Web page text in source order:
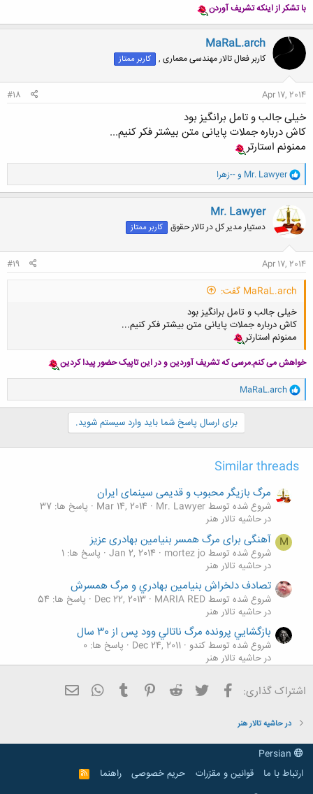
با تشکر از اینکه تشریف آوردن
MaRaL.arch
کاربر فعال تالار مهندسی معماری , کاربر ممتاز
Apr 17, 2014
#18
خیلی جالب و تامل برانگیز بود
کاش درباره جملات پایانی متن بیشتر فکر کنیم...
ممنونم استارتر
و
ا
ک
ن
ش
ه
Mr. Lawyer و--زهرا
Mr. Lawyer
دستیار مدیر کل در تالار حقوق کاربر ممتاز
Apr 17, 2014
#19
MaRaL.arch گفت:
خیلی جالب و تامل برانگیز بود
کاش درباره جملات پایانی متن بیشتر فکر کنیم...
ممنونم استارتر
خواهش می کنم.مرسی که تشریف آوردین و در این تاپیک حضور پیدا کردین
و
ا
ک
:
MaRaL.arch
برای ارسال پاسخ شما باید وارد سیستم شوید.
Similar threads
مرگ بازیگر محبوب و قدیمی سینمای ایران
شروع شده توسط Mr. Lawyer Mar 14, 2014
پاسخ ها: 37
در حاشیه تالار هنر
M آهنگی برای مرگ همسر بنیامین بهادری عزیز
شروع شده توسط mortez jo Jan 2, 2014 پاسخ ها: 1
در حاشیه تالار هنر
تصادف دلخراش بنيامين بهادري و مرگ همسرش
شروع شده توسط MARIA RED Dec 22, 2013
پاسخ ها: 54
در حاشیه تالار هنر
بازگشايي پرونده مرگ ناتالي وود پس از 30 سال
شروع شده توسط كندو Dec 24, 2011
پاسخ ها: 0
در حاشیه تالار هنر
اشتراک گذاری: فیسبوک تویتر Reddit
Pinterest
Tumblr
WhatsApp
در حاشیه تالار هنر
ارتباط با ما
قوانین و مقرّرات حریم خصوصی راهنما
R
S